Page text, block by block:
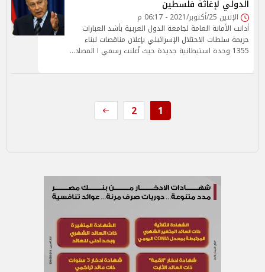
الدولي لإغاثة فلسطين
الإثنين 25/أكتوبر/2021 - 06:17 م
أدانت الأمانة العامة لجامعة الدول العربية بأشد العبارات
جريمة سلطات الاحتلال الإسرائيلي بإعلان مناقصات لبناء
1355 وحدة استيطانية جديدة حيث أعلنت رسمي ا المصاد…
1
2